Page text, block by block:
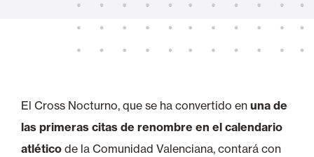
El Cross Nocturno, que se ha convertido en una de
las primeras citas de renombre en el calendario
atlético de la Comunidad Valenciana, contará con